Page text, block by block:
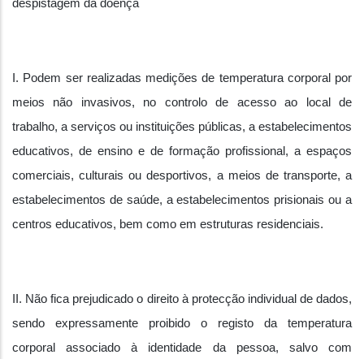
despistagem da doença
I. Podem ser realizadas medições de temperatura corporal por
meios não invasivos, no controlo de acesso ao local de
trabalho, a serviços ou instituições públicas, a estabelecimentos
educativos, de ensino e de formação profissional, a espaços
comerciais, culturais ou desportivos, a meios de transporte, a
estabelecimentos de saúde, a estabelecimentos prisionais ou a
centros educativos, bem como em estruturas residenciais.
II. Não fica prejudicado o direito à protecção individual de dados,
sendo expressamente proibido o registo da temperatura
corporal associado à identidade da pessoa, salvo com